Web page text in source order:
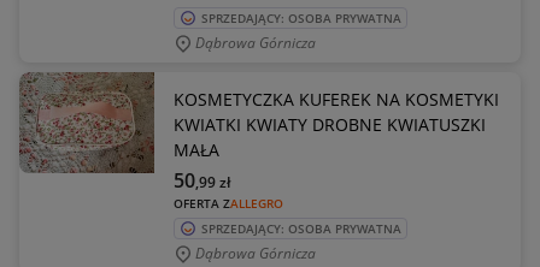
SPRZEDAJĄCY: OSOBA PRYWATNA
Dąbrowa Górnicza
KOSMETYCZKA KUFEREK NA KOSMETYKI
KWIATKI KWIATY DROBNE KWIATUSZKI
MAŁA
OFERTA ZALLEGRO
50,99zł
SPRZEDAJĄCY: OSOBA PRYWATNA
Dąbrowa Górnicza